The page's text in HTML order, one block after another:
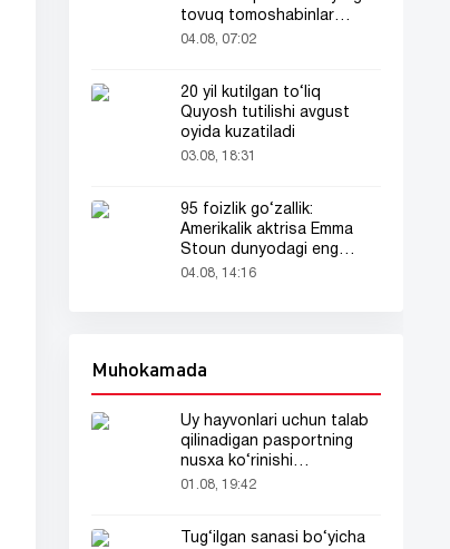
tovuq tomoshabinlar
e’tiborini tortdi
04.08, 07:02
20 yil kutilgan to‘liq
Quyosh tutilishi avgust
oyida kuzatiladi
03.08, 18:31
95 foizlik go‘zallik:
Amerikalik aktrisa Emma
Stoun dunyodagi eng
go‘zal ayol deb topildi!
04.08, 14:16
Muhokamada
Uy hayvonlari uchun talab
qilinadigan pasportning
nusxa ko‘rinishi
tarmoqlarda tarqaldi
01.08, 19:42
Tug‘ilgan sanasi bo‘yicha